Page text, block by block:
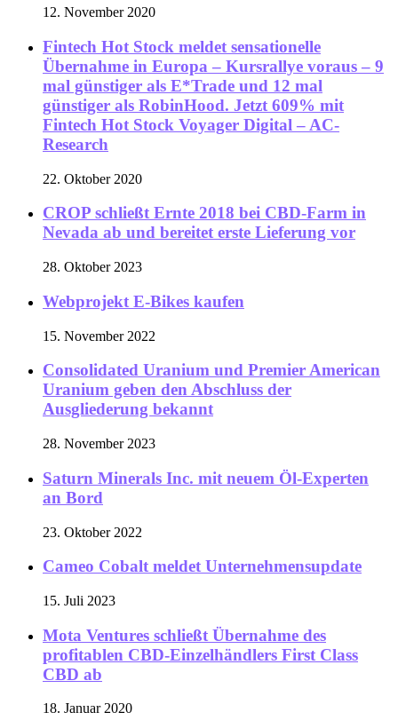
12. November 2020
Fintech Hot Stock meldet sensationelle
Übernahme in Europa – Kursrallye voraus – 9
mal günstiger als E*Trade und 12 mal
günstiger als RobinHood. Jetzt 609% mit
Fintech Hot Stock Voyager Digital – AC-
Research
22. Oktober 2020
CROP schließt Ernte 2018 bei CBD-Farm in
Nevada ab und bereitet erste Lieferung vor
28. Oktober 2023
Webprojekt E-Bikes kaufen
15. November 2022
Consolidated Uranium und Premier American
Uranium geben den Abschluss der
Ausgliederung bekannt
28. November 2023
Saturn Minerals Inc. mit neuem Öl-Experten
an Bord
23. Oktober 2022
Cameo Cobalt meldet Unternehmensupdate
15. Juli 2023
Mota Ventures schließt Übernahme des
profitablen CBD-Einzelhändlers First Class
CBD ab
18. Januar 2020